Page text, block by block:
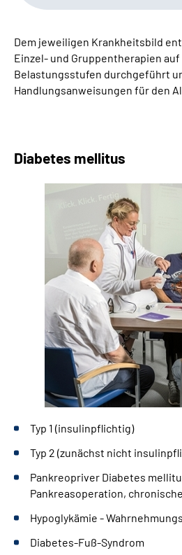
Leichte Sprache
Dem jeweiligen Krankheitsbild
Einzel- und Gruppentherapien
Belastungsstufen durchgeführt
Handlungsanweisungen für den
Diabetes mellitus
Typ 1 (insulinpflichtig)
Typ 2 (zunächst nicht
Pankreopriver Diabetes
Pankreasoperation,
Hypoglykämie -
Diabetes-Fuß-Syndrom